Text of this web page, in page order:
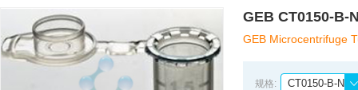
GEB CT0150-B-
GEB Microcentrifuge
规格: CT0150-B-N